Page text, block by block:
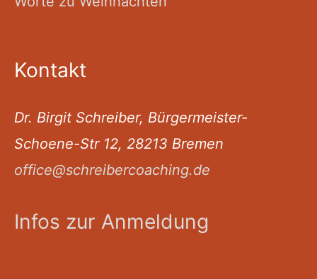
Kontakt
Dr. Birgit Schreiber, Bürgermeister-
Schoene-Str 12, 28213 Bremen
office@schreibercoaching.de
Infos zur Anmeldung